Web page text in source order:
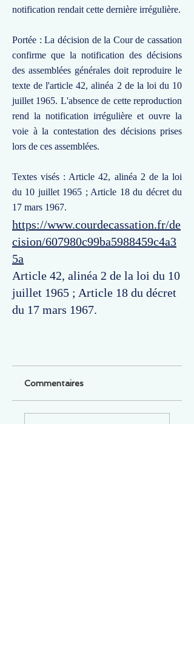
notification rendait cette dernière irrégulière.
Portée : La décision de la Cour de cassation
confirme que la notification des décisions
des assemblées générales doit reproduire le
texte de l'article 42, alinéa 2 de la loi du 10
juillet 1965. L'absence de cette reproduction
rend la notification irrégulière et ouvre la
voie à la contestation des décisions prises
lors de ces assemblées.
Textes visés : Article 42, alinéa 2 de la loi
du 10 juillet 1965 ; Article 18 du décret du
17 mars 1967.
https://www.courdecassation.fr/de
cision/607980c99ba5988459c4a3
5a
Article 42, alinéa 2 de la loi du 10
juillet 1965 ; Article 18 du décret
du 17 mars 1967.
Commentaires